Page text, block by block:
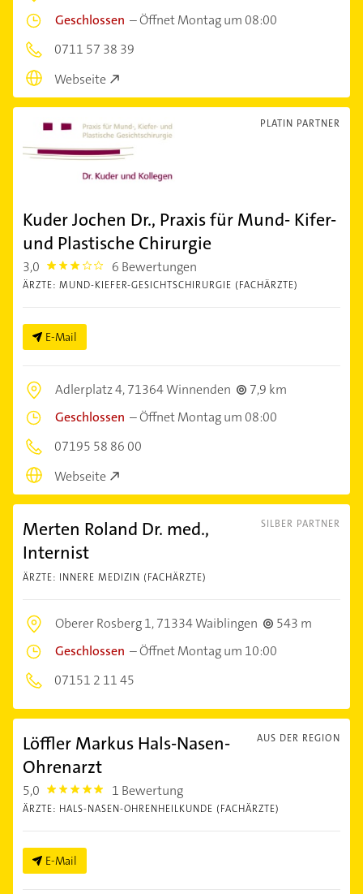
Geschlossen –Öffnet Montag um 08:00
0711 57 38 39
Webseite
PLATIN PARTNER
Kuder Jochen Dr., Praxis für Mund- Kifer-
und Plastische Chirurgie
3,0 3.0 6 Bewertungen
ÄRZTE: MUND-KIEFER-GESICHTSCHIRURGIE (FACHÄRZTE)
E-Mail
Adlerplatz 4,71364 Winnenden
7,9 km
Geschlossen –Öffnet Montag um 08:00
07195 58 86 00
Webseite
SILBER PARTNER
Merten Roland Dr. med.,
Internist
ÄRZTE: INNERE MEDIZIN (FACHÄRZTE)
Oberer Rosberg 1,71334 Waiblingen
543 m
Geschlossen –Öffnet Montag um 10:00
07151 2 11 45
AUS DER REGION
Löffler Markus Hals-Nasen-
Ohrenarzt
5,0 5.0 1 Bewertung
ÄRZTE: HALS-NASEN-OHRENHEILKUNDE (FACHÄRZTE)
E-Mail